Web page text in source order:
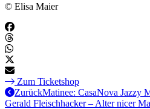
© Elisa Maier
Zum Ticketshop
ZurückMatinee: CasaNova Jazzy
Gerald Fleischhacker – Alter nicer